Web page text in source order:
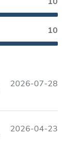
10
2026-07-28
2026-04-23